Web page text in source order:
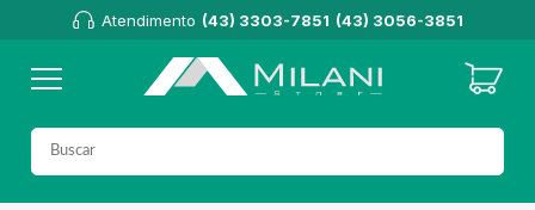
Atendimento (43) 3303-7851 (43) 3056-3851